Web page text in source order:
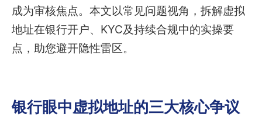
成为审核焦点。本文以常见问题视角，拆解虚拟
地址在银行开户、KYC及持续合规中的实操要
点，助您避开隐性雷区。
银行眼中虚拟地址的三大核心争议